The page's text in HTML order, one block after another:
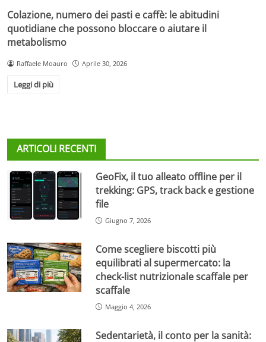
Colazione, numero dei pasti e caffè: le abitudini
quotidiane che possono bloccare o aiutare il
metabolismo
Raffaele Moauro Aprile 30, 2026
Leggi di più
ARTICOLI RECENTI
GeoFix, il tuo alleato offline per il
trekking: GPS, track back e gestione
file
Giugno 7, 2026
Come scegliere biscotti più
equilibrati al supermercato: la
check-list nutrizionale scaffale per
scaffale
Maggio 4, 2026
Sedentarietà, il conto per la sanità: